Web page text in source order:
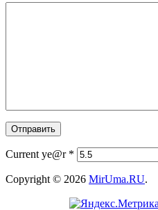
Current ye@r *
Copyright © 2026 MirUma.RU.